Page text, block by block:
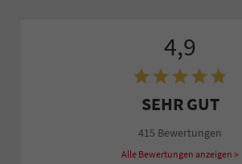
4,9
SEHR GUT
415 Bewertungen
Alle Bewertungen anzeigen >